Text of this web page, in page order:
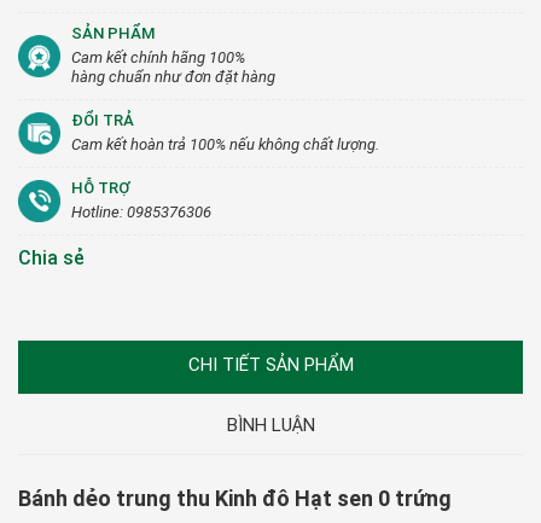
SẢN PHẨM
Cam kết chính hãng 100%
hàng chuẩn như đơn đặt hàng
ĐỔI TRẢ
Cam kết hoàn trả 100% nếu không chất lượng.
HỖ TRỢ
Hotline: 0985376306
Chia sẻ
CHI TIẾT SẢN PHẨM
BÌNH LUẬN
Bánh dẻo trung thu Kinh đô Hạt sen 0 trứng